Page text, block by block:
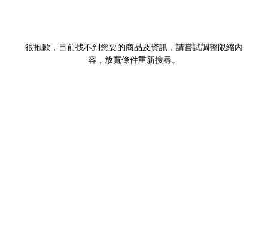
很抱歉，目前找不到您要的商品及資訊，請嘗試調整限縮內
容，放寬條件重新搜尋。